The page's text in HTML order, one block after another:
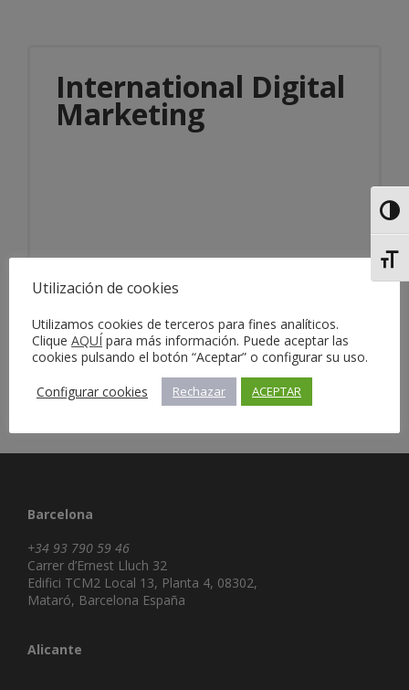
International Digital
Marketing
Barcelona
+34 93 790 59 46
Carrer d’Ernest Lluch 32
Edifici TCM2 Local 13, Planta 4, 08302,
Mataró, Barcelona España
Alicante
Utilización de cookies
Utilizamos cookies de terceros para fines analíticos.
Clique AQUÍ para más información. Puede aceptar las
cookies pulsando el botón “Aceptar” o configurar su uso.
Configurar cookies
Rechazar ACEPTAR